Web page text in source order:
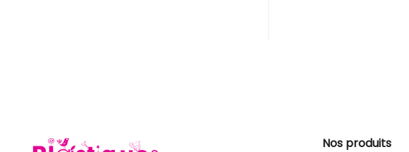
Nos produits